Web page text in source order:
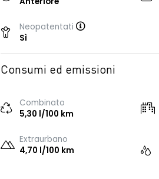
Neopatentati
Sì
Consumi ed emissioni
Combinato
5,30 l/100 km
Extraurbano
4,70 l/100 km